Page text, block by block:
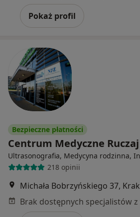
Pokaż profil
Bezpieczne płatności
Centrum Medyczne Ruczaj
Ultrasonografia, Medycyna rodzinna,
218 opinii
Michała Bobrzyńskiego 37,